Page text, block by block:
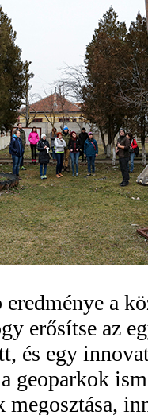
a
erősítse az
és egy
geoparkok
megosztása,